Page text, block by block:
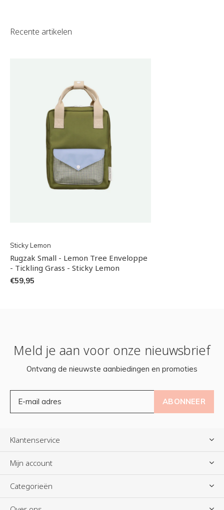
Recente artikelen
Sticky Lemon
Rugzak Small - Lemon Tree Enveloppe
- Tickling Grass - Sticky Lemon
€59,95
Meld je aan voor onze nieuwsbrief
Ontvang de nieuwste aanbiedingen en promoties
ABONNEER
Klantenservice
Mijn account
Categorieën